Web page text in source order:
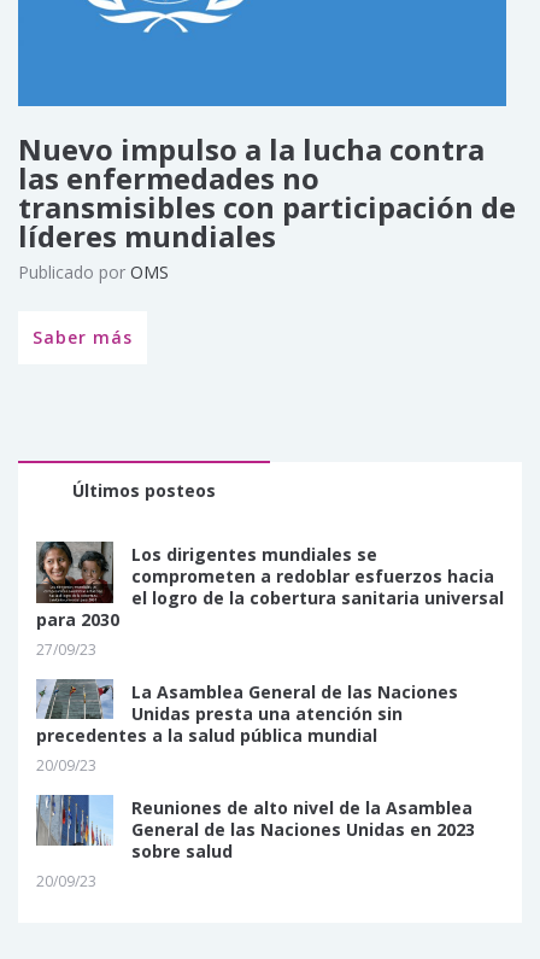
Nuevo impulso a la lucha contra
las enfermedades no
transmisibles con participación de
líderes mundiales
Publicado por OMS
Saber más
Últimos posteos
Los dirigentes mundiales se
comprometen a redoblar esfuerzos hacia
el logro de la cobertura sanitaria universal
para 2030
27/09/23
La Asamblea General de las Naciones
Unidas presta una atención sin
precedentes a la salud pública mundial
20/09/23
Reuniones de alto nivel de la Asamblea
General de las Naciones Unidas en 2023
sobre salud
20/09/23